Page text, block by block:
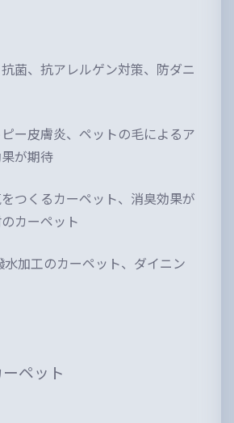
菌、抗アレルゲン対策、防ダニ
ー皮膚炎、ペットの毛によるア
が期待
つくるカーペット、消臭効果が
カーペット
水加工のカーペット、ダイニン
ペット